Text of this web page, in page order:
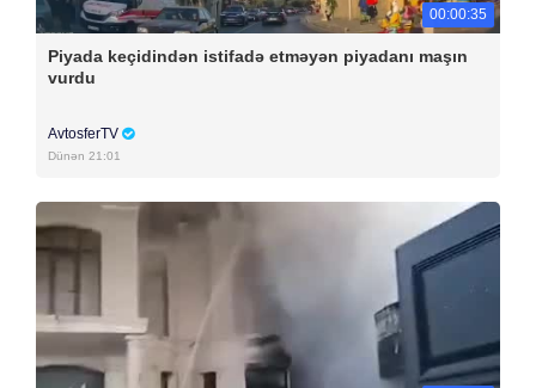
00:00:35
Piyada keçidindən istifadə etməyən piyadanı maşın
vurdu
AvtosferTV
Dünən 21:01